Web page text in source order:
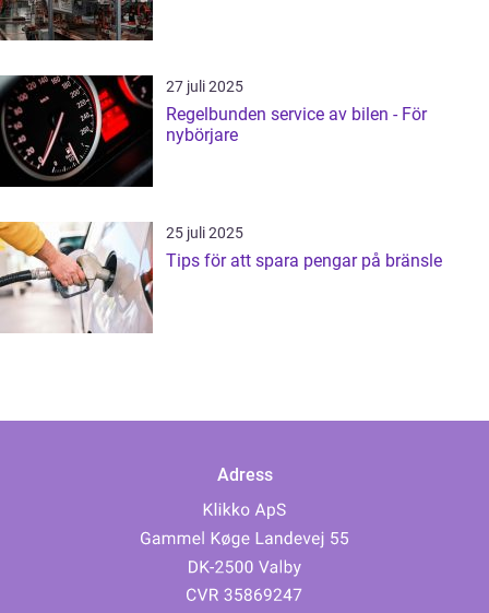
27 juli 2025
Regelbunden service av bilen - För
nybörjare
25 juli 2025
Tips för att spara pengar på bränsle
Adress